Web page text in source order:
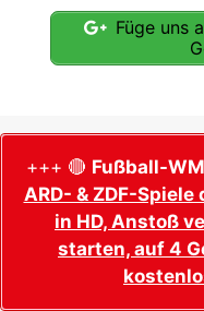
Füge uns
+++ 🔴 Fußball-
ARD- & ZDF-
in HD, Anstoß
starten, auf 4